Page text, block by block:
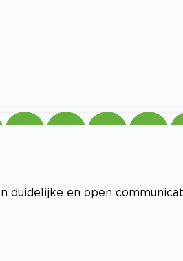
duidelijke en open